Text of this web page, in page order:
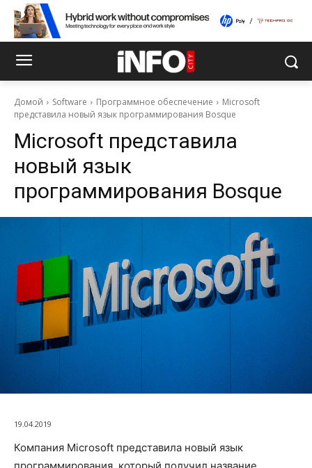
Домой Software Программное обеспечение
Microsoft
представила новый язык программирования Bosque
Microsoft представила
новый язык
программирования Bosque
19.04.2019
Компания Microsoft представила новый язык